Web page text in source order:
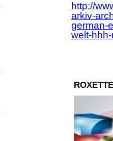
http://
arkiv-
german-
welt-